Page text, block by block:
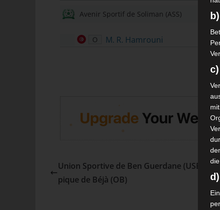
Avenir Sportif de Soliman (ASS)
O M. R. Hamrouni
Union Sportive de Ben Guerdane (USBG) –
pique de Béjà (OB)